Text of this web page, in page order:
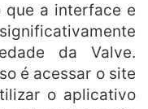
que a interface e
da Valve.
é acessar o site
o aplicativo